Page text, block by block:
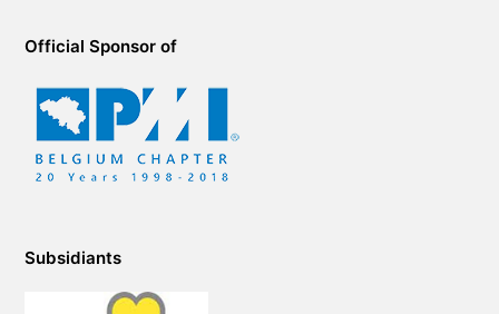
Official Sponsor of
Subsidiants